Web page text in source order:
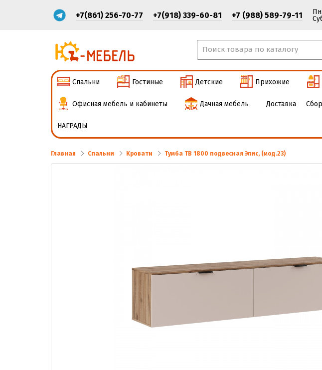
+7(861) 256-70-77 +7(918) 339-60-81 +7 (988) 589-79-11
Спальни Гостиные Детские Прихожие
Офисная мебель и кабинеты Дачная мебель Доставка
НАГРАДЫ
Главная Спальни Кровати Тумба ТВ 1800 подвесная Элис, (мод.23)